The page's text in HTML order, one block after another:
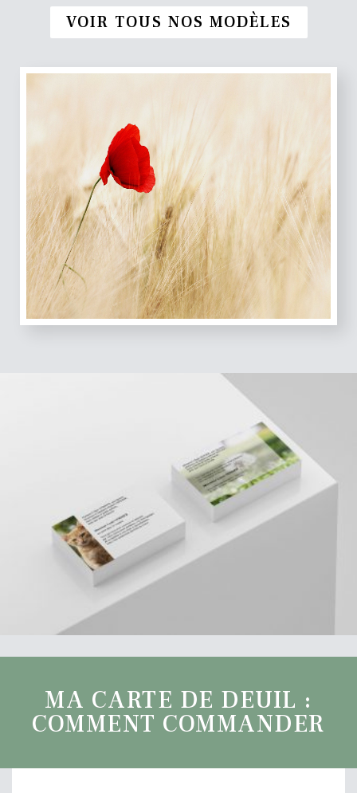
VOIR TOUS NOS MODÈLES
MA CARTE DE DEUIL :
COMMENT COMMANDER